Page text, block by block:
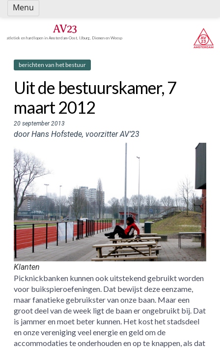
Spring
naar
AV23
atletiek en hardlopen in Amsterdam-Oost, IJburg, Diemen en Weesp
berichten van het bestuur
Uit de bestuurskamer, 7
maart 2012
20 september 2013
door Hans Hofstede, voorzitter AV’23
Klanten
Picknickbanken kunnen ook uitstekend gebruikt worden
voor buikspieroefeningen. Dat bewijst deze eenzame,
maar fanatieke gebruikster van onze baan. Maar een
groot deel van de week ligt de baan er ongebruikt bij. Dat
is jammer en moet beter kunnen. Het kost het stadsdeel
en onze vereniging veel energie en geld om de
accommodaties te onderhouden en op te knappen, als dat
Menu